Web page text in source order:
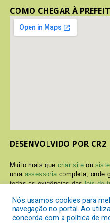
COMO CHEGAR À
DESENVOLVIDO POR CR2
Muito mais quecriar site ou
uma assessoria completa, onde
todas as exigências dasleis de
Conheça oPNTPe oRadar da
Nós usamos cookies para
navegação no portal. Ao
concorda com a política de